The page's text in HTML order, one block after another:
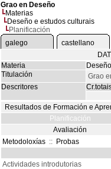
Grao en Deseño
Materias
Deseño e estudos culturais
Planificación
galego
castellano
Materia
Titulación
Grao
Descritores
Resultados de Formación e
Planificación
Avaliación
Metodoloxías :: Probas
Actividades introdutorias